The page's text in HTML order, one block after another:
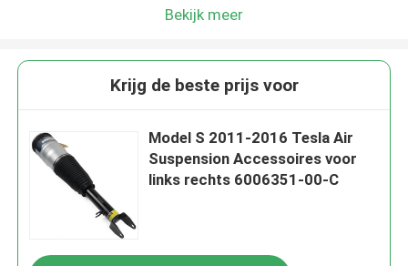
Bekijk meer
Krijg de beste prijs voor
Model S 2011-2016 Tesla Air
Suspension Accessoires voor
links rechts 6006351-00-C